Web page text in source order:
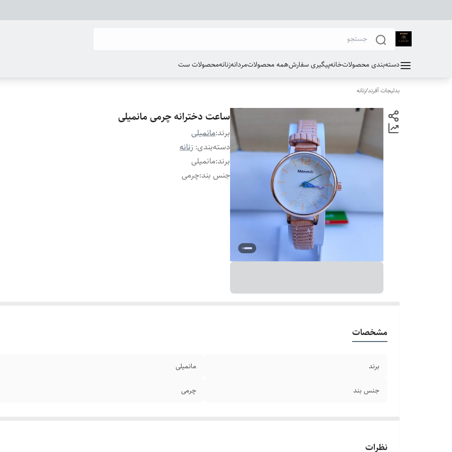
دسته‌بندی محصولاتخانهپیگیری سفارشهمه محصولاتمردانهزنانهمحصولات ست
بدلیجات آفرند/زنانه
ساعت دخترانه چرمی مانمیلی
برند:مانمیلی
دسته‌بندی: زنانه
برند:مانمیلی
جنس بند:چرمی
مشخصات
برند مانمیلی
جنس بند چرمی
نظرات